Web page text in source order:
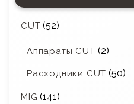
CUT (52)
Аппараты CUT (2)
Расходники CUT (50)
MIG (141)